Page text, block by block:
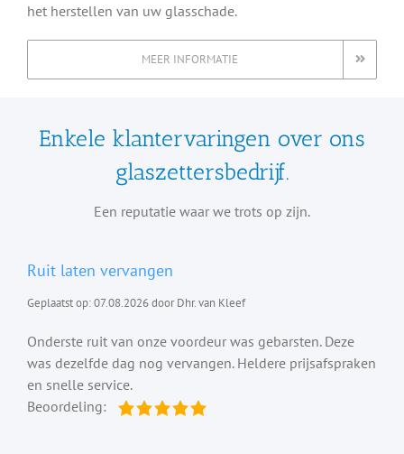
het herstellen van uw glasschade.
MEER INFORMATIE
Enkele klantervaringen over ons
glaszettersbedrijf.
Een reputatie waar we trots op zijn.
Ruit laten vervangen
Geplaatst op: 07.08.2026 door Dhr. van Kleef
Onderste ruit van onze voordeur was gebarsten. Deze
was dezelfde dag nog vervangen. Heldere prijsafspraken
en snelle service.
Beoordeling: